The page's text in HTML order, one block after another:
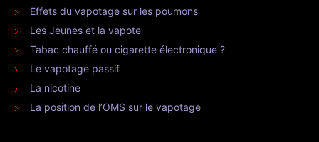
Effets du vapotage sur les poumons
Les Jeunes et la vapote
Tabac chauffé ou cigarette électronique ?
Le vapotage passif
La nicotine
La position de l’OMS sur le vapotage